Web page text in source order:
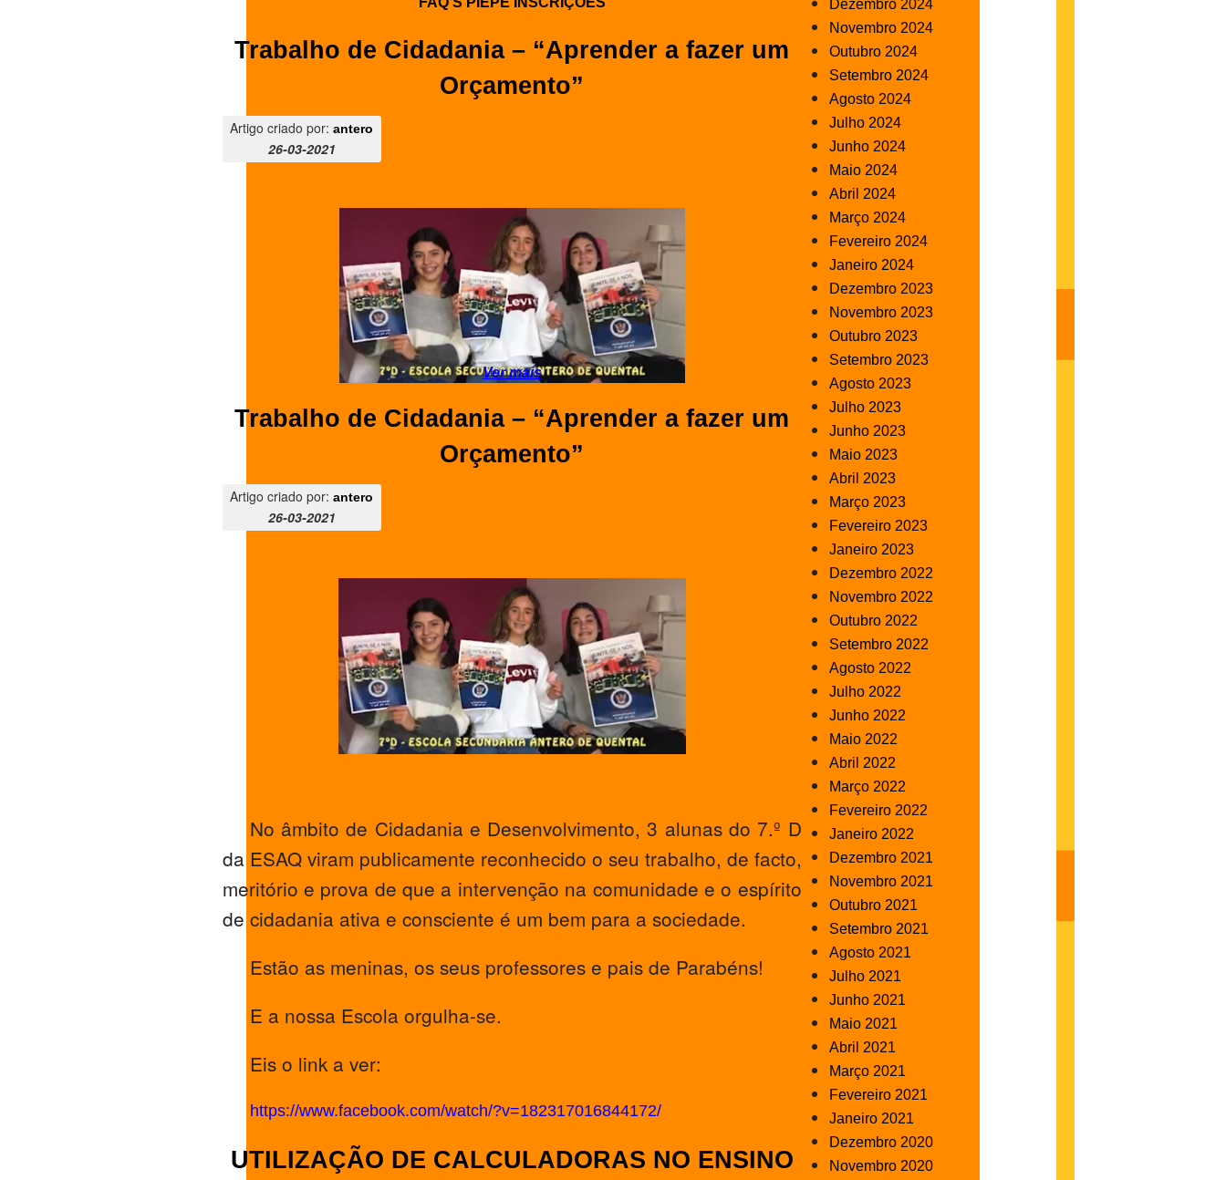
Trabalho de Cidadania – “Aprender a fazer um
Orçamento”
Artigo criado por:antero
26-03-2021
Ver mais
Trabalho de Cidadania – “Aprender a fazer um
Orçamento”
Artigo criado por:antero
26-03-2021
No âmbito de Cidadania e Desenvolvimento, 3 alunas do 7.º D
da ESAQ viram publicamente reconhecido o seu trabalho, de facto,
meritório e prova de que a intervenção na comunidade e o espírito
de cidadania ativa e consciente é um bem para a sociedade.
Estão as meninas, os seus professores e pais de Parabéns!
E a nossa Escola orgulha-se.
Eis o link a ver:
https://www.facebook.com/watch/?v=182317016844172/
UTILIZAÇÃO DE CALCULADORAS NO ENSINO
Dezembro 2024
Novembro 2024
Outubro 2024
Setembro 2024
Agosto 2024
Julho 2024
Junho 2024
Maio 2024
Abril 2024
Março 2024
Fevereiro 2024
Janeiro 2024
Dezembro 2023
Novembro 2023
Outubro 2023
Setembro 2023
Agosto 2023
Julho 2023
Junho 2023
Maio 2023
Abril 2023
Março 2023
Fevereiro 2023
Janeiro 2023
Dezembro 2022
Novembro 2022
Outubro 2022
Setembro 2022
Agosto 2022
Julho 2022
Junho 2022
Maio 2022
Abril 2022
Março 2022
Fevereiro 2022
Janeiro 2022
Dezembro 2021
Novembro 2021
Outubro 2021
Setembro 2021
Agosto 2021
Julho 2021
Junho 2021
Maio 2021
Abril 2021
Março 2021
Fevereiro 2021
Janeiro 2021
Dezembro 2020
Novembro 2020